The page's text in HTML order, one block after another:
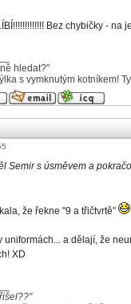
Bez chybičky - na
hledat?"
s vymknutým kotníkem!
Semir s úsměvem a
že řekne "9 a třičtvrtě"
uniformách... a dělají, že
XD